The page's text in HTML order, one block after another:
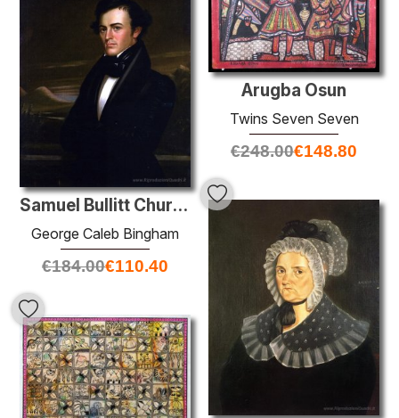
Arugba Osun
Twins Seven Seven
€248.00€148.80
Samuel Bullitt Churchill
George Caleb Bingham
€184.00€110.40